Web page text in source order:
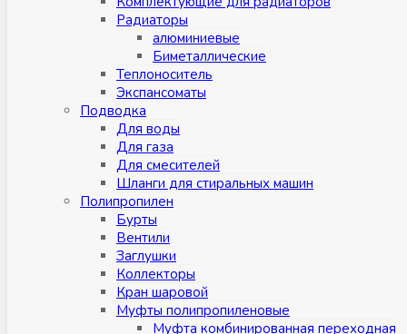
Радиаторы
алюминиевые
Биметаллические
Теплоноситель
Экспансоматы
Подводка
Для воды
Для газа
Для смесителей
Шланги для стиральных машин
Полипропилен
Бурты
Вентили
Заглушки
Коллекторы
Кран шаровой
Муфты полипропиленовые
Муфта комбинированная переходная